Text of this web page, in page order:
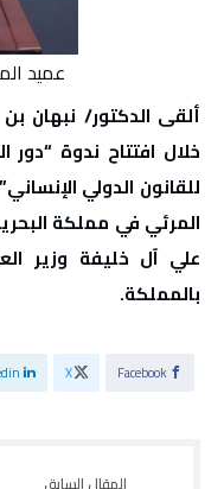
عميد
ألقى الدكتور/ نبهان
خلال افتتاح ندوة
للقانون الدولي
المرئي في مملكة
علي آل خليفة وزير
بالمملكة.
Facebook
X